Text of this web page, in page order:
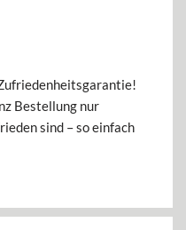
Bestellung nur
sind – so einfach